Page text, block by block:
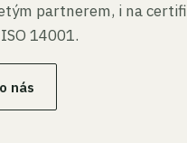
partnerem, i na
14001.
nás